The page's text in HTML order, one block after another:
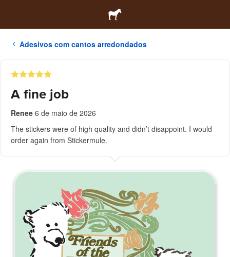
Adesivos com cantos arredondados
A fine job
Renee 6 de maio de 2026
The stickers were of high quality and didn’t disappoint. I would
order again from Stickermule.